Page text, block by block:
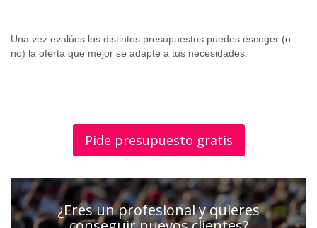
Una vez evalúes los distintos presupuestos puedes escoger (o
no) la oferta que mejor se adapte a tus necesidades.
Pide presupuesto gratis
¿Eres un profesional y quieres